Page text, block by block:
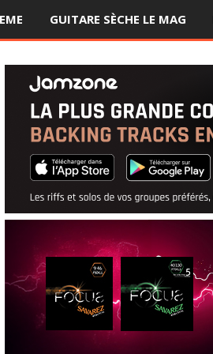
GUITARE SÈCHE LE MAG